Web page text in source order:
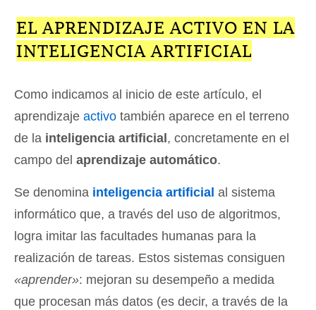
EL APRENDIZAJE ACTIVO EN LA
INTELIGENCIA ARTIFICIAL
Como indicamos al inicio de este artículo, el
aprendizaje activo también aparece en el terreno
de la inteligencia artificial , concretamente en el
campo del aprendizaje automático.
Se denomina inteligencia artificial al sistema
informático que, a través del uso de algoritmos,
logra imitar las facultades humanas para la
realización de tareas. Estos sistemas consiguen
«aprender»: mejoran su desempeño a medida
que procesan más datos (es decir, a través de la